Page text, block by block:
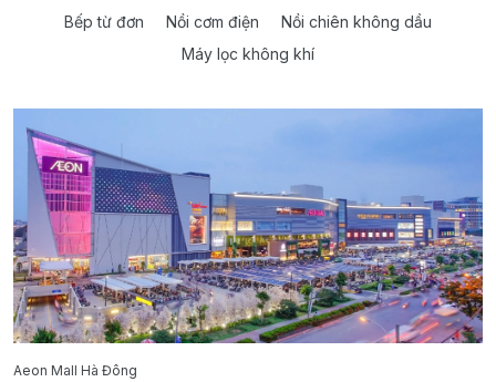
Bếp từ đơn
Nồi cơm điện
Nồi chiên không dầu
Máy lọc không khí
Aeon Mall Hà Đông